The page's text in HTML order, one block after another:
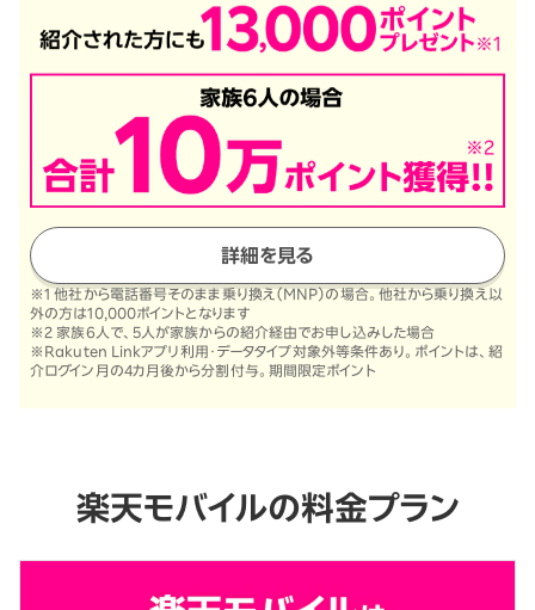
※1 他社から電話番号そのまま乗り換え（MNP）の場合。他社から乗り換え以
外の方は10,000ポイントとなります
※2 家族6人で、5人が家族からの紹介経由でお申し込みした場合
※Rakuten Linkアプリ利用・データタイプ対象外等条件あり。ポイントは、紹
介ログイン月の4カ月後から分割付与。期間限定ポイント
詳細を見る
楽天モバイルの料金プラン